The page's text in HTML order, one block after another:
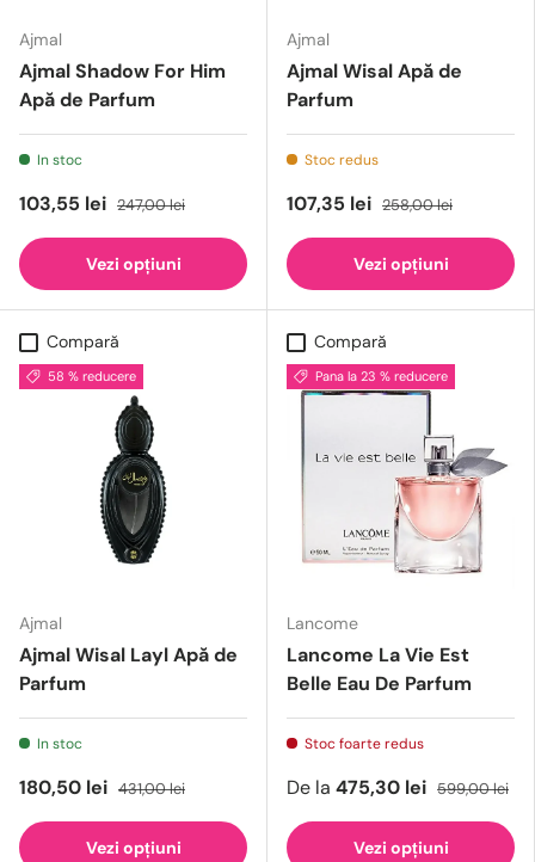
Ajmal
Ajmal Shadow For Him
Apă de Parfum
In stoc
103,55 lei 247,00 lei
Vezi opțiuni
Ajmal
Ajmal Wisal Apă de
Parfum
Stoc redus
107,35 lei 258,00 lei
Vezi opțiuni
Compară
58 % reducere
Ajmal
Ajmal Wisal Layl Apă de
Parfum
In stoc
180,50 lei 431,00 lei
Vezi opțiuni
Compară
Pana la 23 % reducere
Lancome
Lancome La Vie Est
Belle Eau De Parfum
Stoc foarte redus
De la 475,30 lei 599,00 lei
Vezi opțiuni